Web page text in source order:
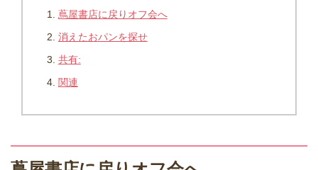
蔦屋書店に戻りオフ会へ
消えたおパンを探せ
共有:
関連